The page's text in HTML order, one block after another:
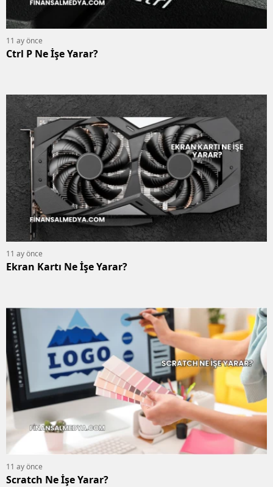
11 ay önce
Ctrl P Ne İşe Yarar?
11 ay önce
Ekran Kartı Ne İşe Yarar?
11 ay önce
Scratch Ne İşe Yarar?